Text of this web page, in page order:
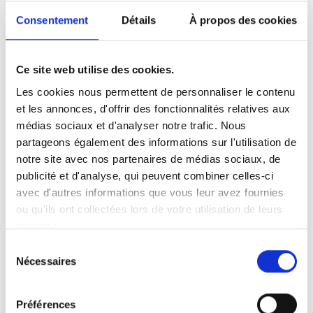
Consentement Détails À propos des cookies
Ce site web utilise des cookies.
Les cookies nous permettent de personnaliser le contenu
et les annonces, d'offrir des fonctionnalités relatives aux
médias sociaux et d'analyser notre trafic. Nous
partageons également des informations sur l'utilisation de
notre site avec nos partenaires de médias sociaux, de
publicité et d'analyse, qui peuvent combiner celles-ci
avec d'autres informations que vous leur avez fournies
ou qu'ils ont collectées lors de votre utilisation de leurs
services.
Nécessaires
Préférences
learning de données seront nécessaires pour analyser
l’empreinte des données source dans les modèles.
représenter un ensemble d’utilisateurs affectés. Si la classe
est certifiée, cela pourrait mener à des réparations pour de
nombreux plaignants et à uneinjonction globale contre
Figma. Mais le juge devra d’abord vérifier la communauté de
faits et de droit, l’adéquation du représentant de la classe,
et la clarté des critères d’inclusion.
Au-delà du préjudice individuel, la reconnaissance d’un tel
contentieux pourrait créer un précédent jurisprudentiel
pour toutes les plateformes SaaS-IA
de respect des droits des utilisateurs-créateurs.